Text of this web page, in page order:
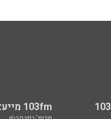
103fm מייעצים